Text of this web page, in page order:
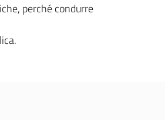
perché condurre